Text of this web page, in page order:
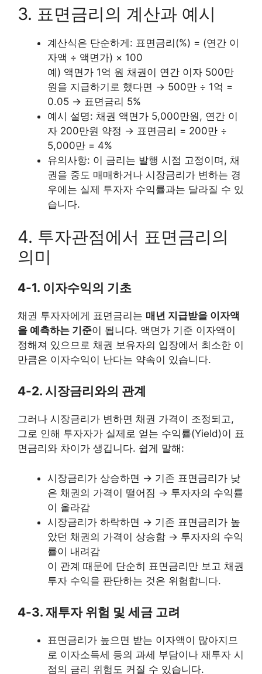
3. 표면금리의 계산과 예시
계산식은 단순하게: 표면금리(%) = (연간 이
자액 ÷ 액면가) × 100
예) 액면가 1억 원 채권이 연간 이자 500만
원을 지급하기로 했다면 → 500만 ÷ 1억 =
0.05 → 표면금리 5%
예시 설명: 채권 액면가 5,000만원, 연간 이
자 200만원 약정 → 표면금리 = 200만 ÷
5,000만 = 4%
유의사항: 이 금리는 발행 시점 고정이며, 채
권을 중도 매매하거나 시장금리가 변하는 경
우에는 실제 투자자 수익률과는 달라질 수 있
습니다.
4. 투자관점에서 표면금리의
의미
4-1. 이자수익의 기초
채권 투자자에게 표면금리는 매년 지급받을 이자액
을 예측하는 기준이 됩니다. 액면가 기준 이자액이
정해져 있으므로 채권 보유자의 입장에서 최소한 이
만큼은 이자수익이 난다는 약속이 있습니다.
4-2. 시장금리와의 관계
그러나 시장금리가 변하면 채권 가격이 조정되고,
그로 인해 투자자가 실제로 얻는 수익률(Yield)이 표
면금리와 차이가 생깁니다. 쉽게 말해:
시장금리가 상승하면 → 기존 표면금리가 낮
은 채권의 가격이 떨어짐 → 투자자의 수익률
이 올라감
시장금리가 하락하면 → 기존 표면금리가 높
았던 채권의 가격이 상승함 → 투자자의 수익
률이 내려감
이 관계 때문에 단순히 표면금리만 보고 채권
투자 수익을 판단하는 것은 위험합니다.
4-3. 재투자 위험 및 세금 고려
표면금리가 높으면 받는 이자액이 많아지므
로 이자소득세 등의 과세 부담이나 재투자 시
점의 금리 위험도 커질 수 있습니다.